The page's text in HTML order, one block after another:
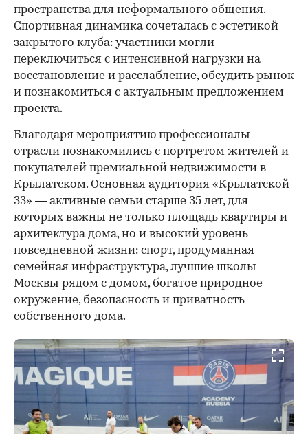
пространства для неформального общения.
Спортивная динамика сочеталась с эстетикой
закрытого клуба: участники могли
переключиться с интенсивной нагрузки на
восстановление и расслабление, обсудить рынок
и познакомиться с актуальным предложением
проекта.
Благодаря мероприятию профессионалы
отрасли познакомились с портретом жителей и
покупателей премиальной недвижимости в
Крылатском. Основная аудитория «Крылатской
33» — активные семьи старше 35 лет, для
которых важны не только площадь квартиры и
архитектура дома, но и высокий уровень
повседневной жизни: спорт, продуманная
семейная инфраструктура, лучшие школы
Москвы рядом с домом, богатое природное
окружение, безопасность и приватность
собственного дома.